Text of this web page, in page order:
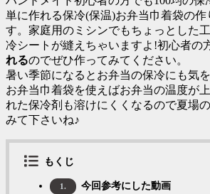
単に作れる保冷(保温)お弁当巾着袋の作
す。家庭用のミシンでもちょっとした
冷シートが縫えちゃいますよ!初心者の
れるのでぜひ作ってみてください。
暑い季節になるとお弁当の保冷にも気
お弁当巾着袋を使えばお弁当の温度が
れた保冷剤も溶けにくくなるので夏場
みて下さいね♪
もくじ
1. 今回参考にした動画